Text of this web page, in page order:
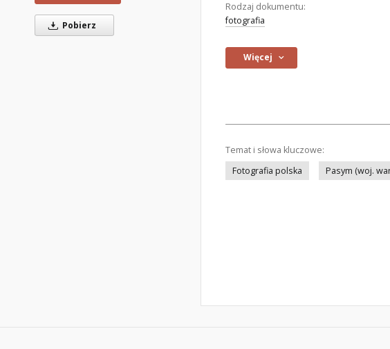
Pobierz
Rodzaj dokumentu:
fotografia
Więcej
Temat i słowa kluczowe:
Fotografia polska
Pasym (woj.